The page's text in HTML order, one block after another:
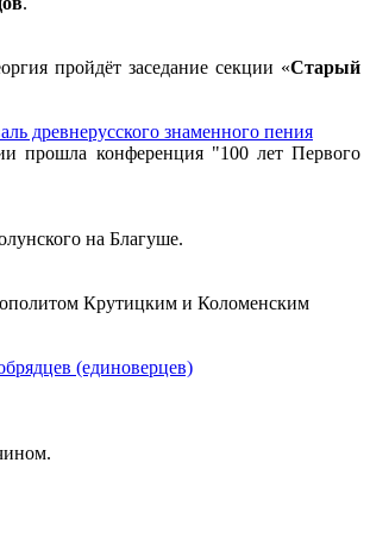
пройдёт заседание секции «Старый
древнерусского знаменного пения
прошла конференция "100 лет Первого
на Благуше.
Крутицким и Коломенским
(единоверцев)